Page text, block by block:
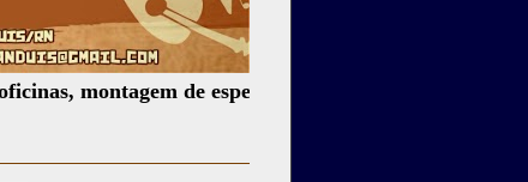
de espetáculos, assessoria cultural,